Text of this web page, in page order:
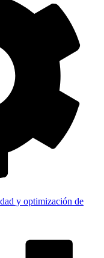
y optimización de